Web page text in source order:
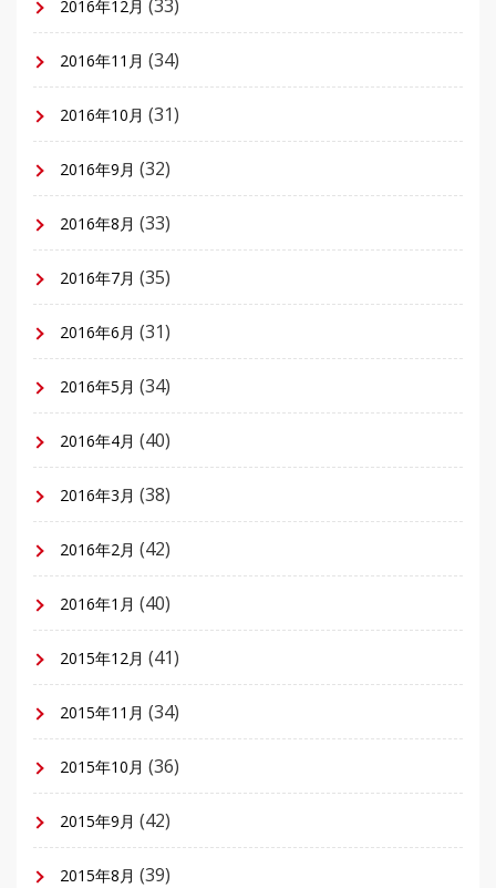
2016年12月 (33)
2016年11月 (34)
2016年10月 (31)
2016年9月 (32)
2016年8月 (33)
2016年7月 (35)
2016年6月 (31)
2016年5月 (34)
2016年4月 (40)
2016年3月 (38)
2016年2月 (42)
2016年1月 (40)
2015年12月 (41)
2015年11月 (34)
2015年10月 (36)
2015年9月 (42)
2015年8月 (39)